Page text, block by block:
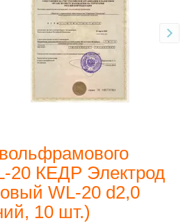
20 КЕДР Электрод
WL-20 d2,0
10 шт.)